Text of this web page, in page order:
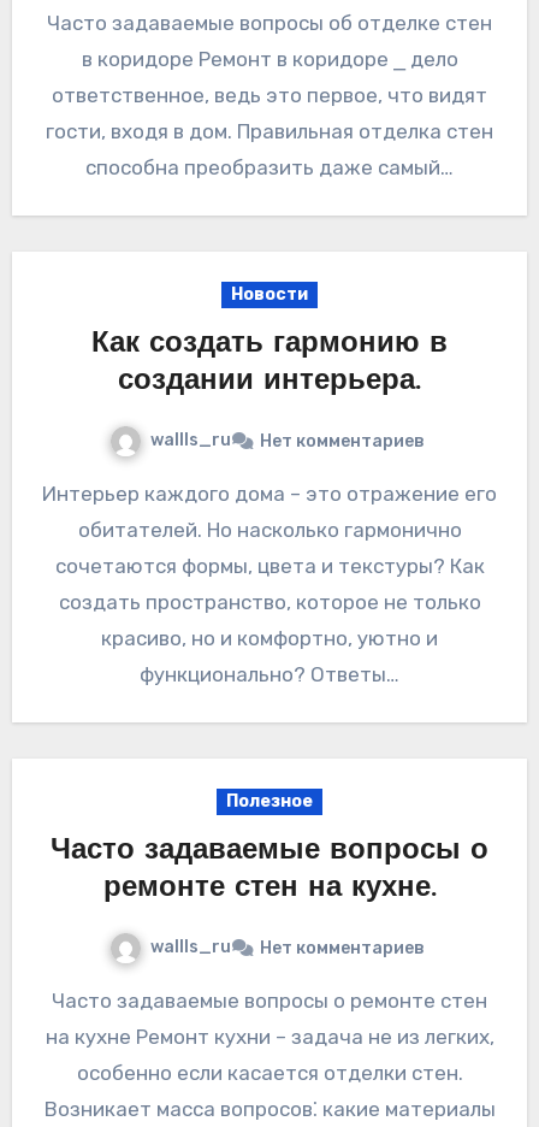
Часто задаваемые вопросы об отделке стен
в коридоре Ремонт в коридоре ⎯ дело
ответственное, ведь это первое, что видят
гости, входя в дом. Правильная отделка стен
способна преобразить даже самый…
Новости
Как создать гармонию в
создании интерьера.
wallls_ru Нет комментариев
Интерьер каждого дома – это отражение его
обитателей. Но насколько гармонично
сочетаются формы, цвета и текстуры? Как
создать пространство, которое не только
красиво, но и комфортно, уютно и
функционально? Ответы…
Полезное
Часто задаваемые вопросы о
ремонте стен на кухне.
wallls_ru Нет комментариев
Часто задаваемые вопросы о ремонте стен
на кухне Ремонт кухни – задача не из легких,
особенно если касается отделки стен.
Возникает масса вопросов⁚ какие материалы